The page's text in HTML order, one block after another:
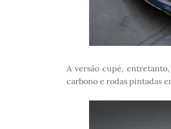
A versão cupé,
carbono e rodas pintadas